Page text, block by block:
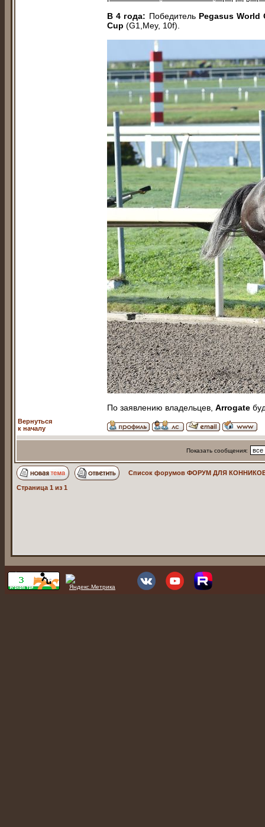
В 4 года: Победитель Pegasus
Cup (G1,Mey, 10f).
По заявлению владельцев, Arrogate
Вернуться
к началу
Показать сообщения:
Список форумов ФОРУМ ДЛЯ КОННИКОВ
Страница 1 из 1